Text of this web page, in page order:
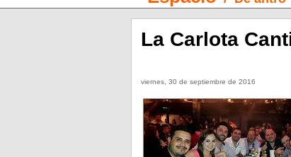
La Carlota
viernes, 30 de septiembre de 2016